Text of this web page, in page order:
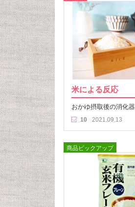
米による反応
おかゆ摂取後の消化
10 2021.09.13
商品ピックアップ